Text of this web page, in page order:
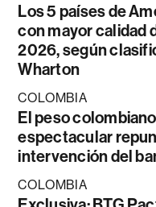
Los 5 países de
con mayor calidad
2026, según
Wharton
COLOMBIA
El peso
espectacular
intervención del
COLOMBIA